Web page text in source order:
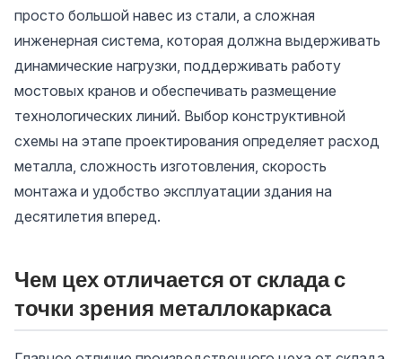
просто большой навес из стали, а сложная
инженерная система, которая должна выдерживать
динамические нагрузки, поддерживать работу
мостовых кранов и обеспечивать размещение
технологических линий. Выбор конструктивной
схемы на этапе проектирования определяет расход
металла, сложность изготовления, скорость
монтажа и удобство эксплуатации здания на
десятилетия вперед.
Чем цех отличается от склада с
точки зрения металлокаркаса